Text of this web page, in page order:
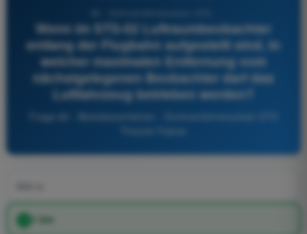
Wenn im STS-02 Luftraumbeobachter
entlang der Flugbahn aufgestellt sind, in
welcher maximalen Entfernung vom
nächstgelegenen Beobachter darf das
Luftfahrzeug betrieben werden?
Frage 80 - Betriebsverfahren - Drohnenführerschein STS
1 km